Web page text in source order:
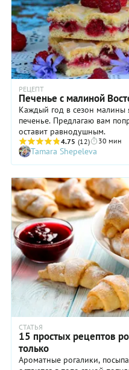
РЕЦЕПТ
Печенье с малиной
Каждый год в сезон малины
печенье. Предлагаю вам
оставит равнодушным.
4.75 (12) 30 мин
Tamara Shepeleva
СТАТЬЯ
15 простых рецептов
только
Ароматные рогалики,